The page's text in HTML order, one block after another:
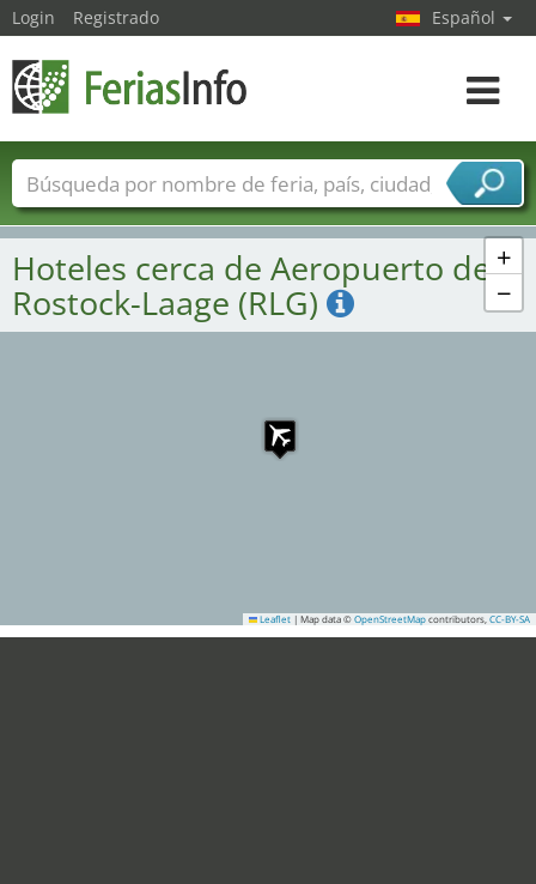
+
−
Leaflet | Map data © OpenStreetMap contributors, CC-BY-SA
Hoteles cerca de Aeropuerto de
Rostock-Laage (RLG)
Login Registrado Español
toggle
Nombres de ferias Países
Ciudades
Sectores de ferias
Sectores de proveedor de servicios